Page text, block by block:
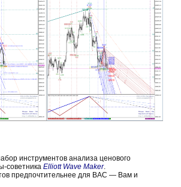
инструментов анализа ценового
советника Elliott Wave Maker.
предпочтительнее для ВАС — Вам и